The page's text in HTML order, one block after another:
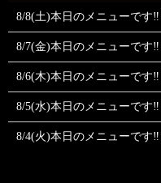
8/8(土)本日のメニューです‼️
8/7(金)本日のメニューです‼️
8/6(木)本日のメニューです‼️
8/5(水)本日のメニューです‼️
8/4(火)本日のメニューです‼️